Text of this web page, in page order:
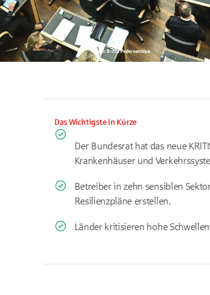
Das Wichtigste in Kürze
Der Bundesrat hat das neue
Krankenhäuser und
Betreiber in zehn sensiblen
Resilienzpläne erstellen.
Länder kritisieren hohe